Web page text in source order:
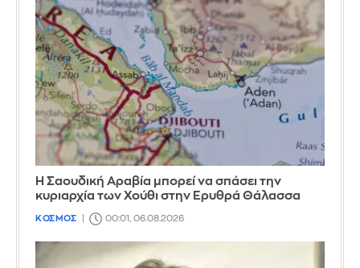
Η Σαουδική Αραβία μπορεί να σπάσει την
κυριαρχία των Χούθι στην Ερυθρά Θάλασσα
ΚΟΣΜΟΣ 00:01, 06.08.2026